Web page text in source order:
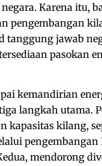
Karena itu,
pengembangan
tanggung jawab
pasokan
kemandirian
langkah utama.
kapasitas kilang,
pengembangan
mendorong